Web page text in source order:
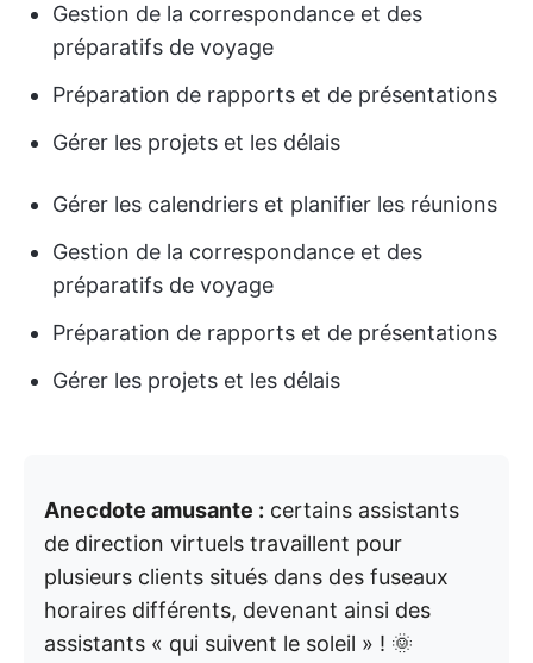
Gestion de la correspondance et des
préparatifs de voyage
Préparation de rapports et de présentations
Gérer les projets et les délais
Gérer les calendriers et planifier les réunions
Gestion de la correspondance et des
préparatifs de voyage
Préparation de rapports et de présentations
Gérer les projets et les délais
Anecdote amusante : certains assistants
de direction virtuels travaillent pour
plusieurs clients situés dans des fuseaux
horaires différents, devenant ainsi des
assistants « qui suivent le soleil » ! 🌞